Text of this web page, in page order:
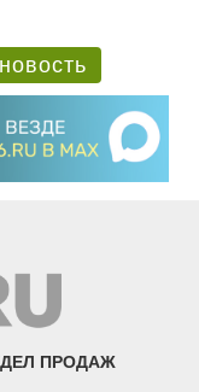
ПРОДАЖ